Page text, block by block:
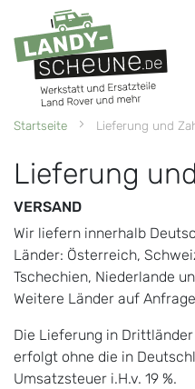
Startseite Lieferung und
Lieferung
VERSAND
Wir liefern innerhalb
Länder: Österreich,
Tschechien, Niederlande
Weitere Länder auf
Die Lieferung in
erfolgt ohne die in
Umsatzsteuer i.H.v. 19 %.